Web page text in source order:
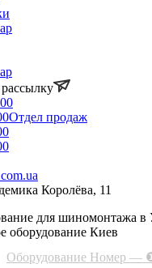
Отдел продаж
Королёва, 11
для шиномонтажа в
Киев
Оборудование Номер —